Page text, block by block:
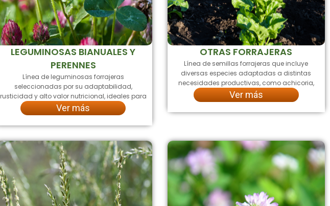
LEGUMINOSAS BIANUALES Y
PERENNES
Línea de leguminosas forrajeras
seleccionadas por su adaptabilidad,
rusticidad y alto valor nutricional, ideales para
Ver más
OTRAS FORRAJERAS
Línea de semillas forrajeras que incluye
diversas especies adaptadas a distintas
necesidades productivas, como achicoria,
Ver más